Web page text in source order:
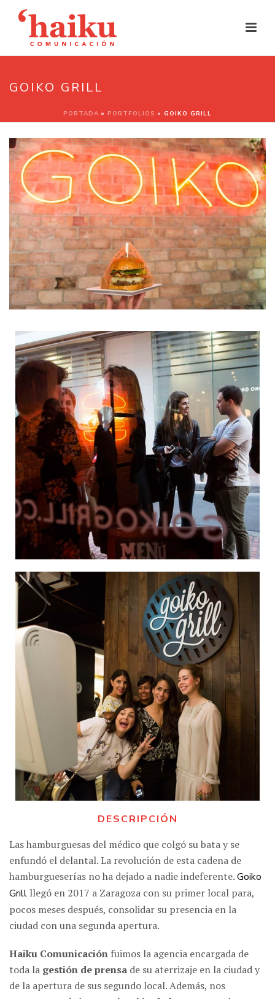
GOIKO GRILL
PORTADA » PORTFOLIOS » GOIKO GRILL
DESCRIPCIÓN
Las hamburguesas del médico que colgó su bata y se
enfundó el delantal. La revolución de esta cadena de
hamburgueserías no ha dejado a nadie indeferente.Goiko
Grill llegó en 2017 a Zaragoza con su primer local para,
pocos meses después, consolidar su presencia en la
ciudad con una segunda apertura.
Haiku Comunicación fuimos la agencia encargada de
toda la gestión de prensa de su aterrizaje en la ciudad y
de la apertura de sus segundo local. Además, nos